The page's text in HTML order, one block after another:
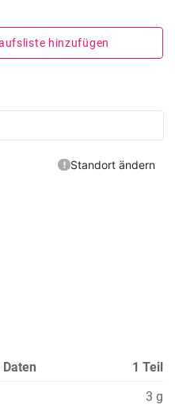
hinzufügen
1 Teil
3 g